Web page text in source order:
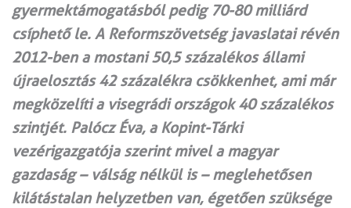
gyermektámogatásból pedig 70-80 milliárd
csíphető le. A Reformszövetség javaslatai révén
2012-ben a mostani 50,5 százalékos állami
újraelosztás 42 százalékra csökkenhet, ami már
megközelíti a visegrádi országok 40 százalékos
szintjét. Palócz Éva, a Kopint-Tárki
vezérigazgatója szerint mivel a magyar
gazdaság – válság nélkül is – meglehetősen
kilátástalan helyzetben van, égetően szüksége